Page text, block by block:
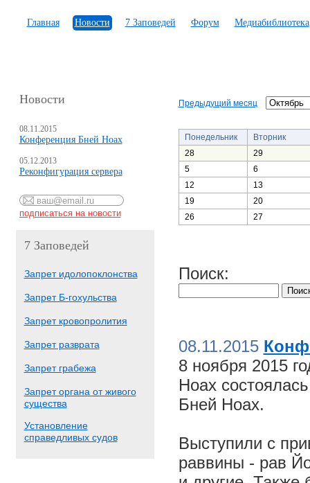
Главная Новости 7 Заповедей Форум Медиабиблиотека
Новости
08.11.2015
Конференция Бней Ноах
05.12.2013
Реконфигурация сервера
7 Заповедей
Запрет идолопоклонства
Запрет Б-гохульства
Запрет кровопролития
Запрет разврата
Запрет грабежа
Запрет органа от живого
существа
Установление
справедливых судов
Предыдущий месяц
Понедельник
Вторник
28
29
5
6
12
13
19
20
26
27
Поиск:
08.11.2015
8 ноября 2015
Ноах
Бней Ноах.
Выступили с
раввины - рав